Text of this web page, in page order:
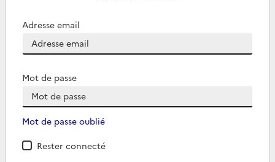
Adresse email
Mot de passe
Mot de passe oublié
Rester connecté